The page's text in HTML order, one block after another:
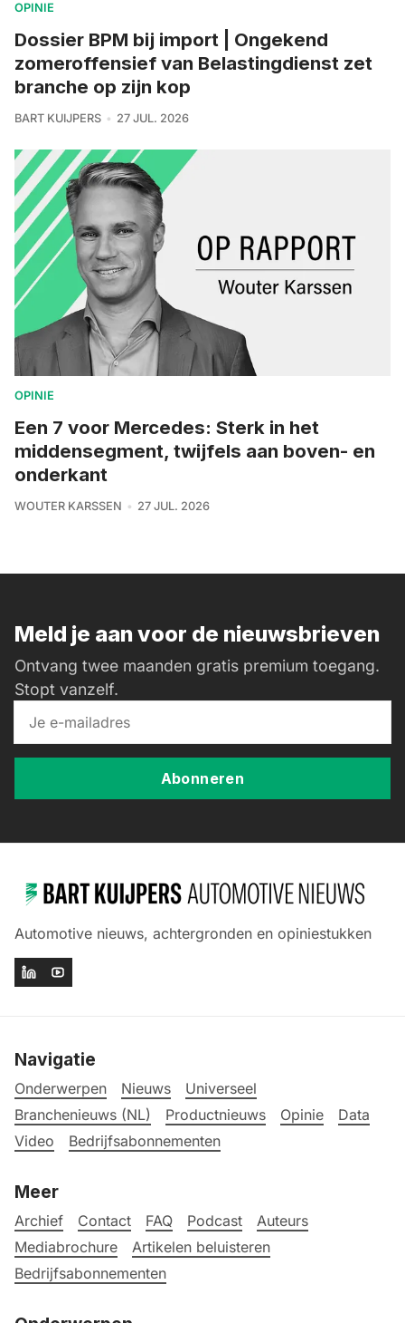
OPINIE
Dossier BPM bij import | Ongekend
zomeroffensief van Belastingdienst zet
branche op zijn kop
BART KUIJPERS 27 JUL. 2026
OPINIE
Een 7 voor Mercedes: Sterk in het
middensegment, twijfels aan boven- en
onderkant
WOUTER KARSSEN 27 JUL. 2026
Meld je aan voor de nieuwsbrieven
Ontvang twee maanden gratis premium toegang.
Stopt vanzelf.
Abonneren
Automotive nieuws, achtergronden en opiniestukken
Navigatie
Onderwerpen Nieuws
Universeel
Branchenieuws (NL)
Productnieuws Opinie
Data
Video
Bedrijfsabonnementen
Meer
Archief Contact FAQ Podcast
Auteurs
Mediabrochure
Artikelen beluisteren
Bedrijfsabonnementen